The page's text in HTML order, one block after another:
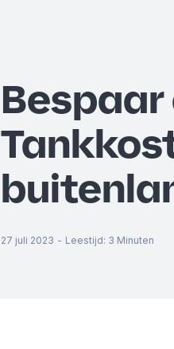
27 juli 2023 - Leestijd: 3 Minuten